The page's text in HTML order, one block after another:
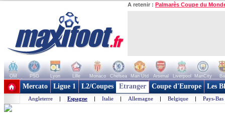
A retenir : Palmarès Coupe du
OM PSG Lyon Lille Monaco Chelsea Man Utd Arsenal Liverpool ManCity
+ de clubs
Mercato Ligue 1 L2/Coupes Etranger Coupe d'Europe Les
Angleterre | Espagne | Italie | Allemagne | Belgique | Pays-Bas